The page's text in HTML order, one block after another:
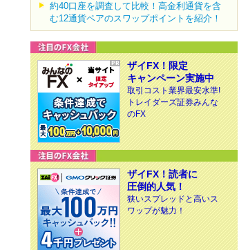
約40口座を調査して比較！高金利通貨を含
む12通貨ペアのスワップポイントを紹介！
ザイFX！限定
キャンペーン実施中
取引コスト業界最安水準!
トレイダーズ証券みんな
のFX
ザイFX！読者に
圧倒的人気！
狭いスプレッドと高いス
ワップが魅力！